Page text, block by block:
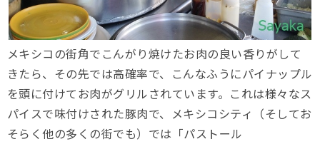
メキシコの街角でこんがり焼けたお肉の良い香りがして
きたら、その先では高確率で、こんなふうにパイナップル
を頭に付けてお肉がグリルされています。これは様々なス
パイスで味付けされた豚肉で、メキシコシティ（そしてお
そらく他の多くの街でも）では「パストール